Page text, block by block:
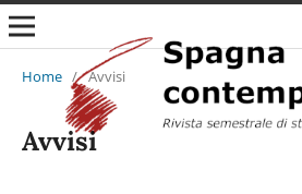
Home / Avvisi
Avvisi